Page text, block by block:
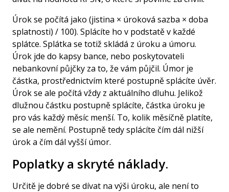
Úrok se počítá jako (jistina × úroková sazba × doba
splatnosti) / 100). Splácíte ho v podstatě v každé
splátce. Splátka se totiž skládá z úroku a úmoru.
Úrok jde do kapsy bance, nebo poskytovateli
nebankovní půjčky za to, že vám půjčil. Úmor je
částka, prostřednictvím které postupně splácíte úvěr.
Úrok se ale počítá vždy z aktuálního dluhu. Jelikož
dlužnou částku postupně splácíte, částka úroku je
pro vás každý měsíc menší. To, kolik měsíčně platíte,
se ale nemění. Postupně tedy splácíte čím dál nižší
úrok a čím dál vyšší úmor.
Poplatky a skryté náklady.
Určitě je dobré se dívat na výši úroku, ale není to